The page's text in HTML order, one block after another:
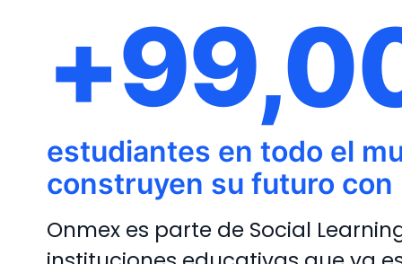
estudiantes en todo el
construyen su futuro con
Onmex es parte de Social